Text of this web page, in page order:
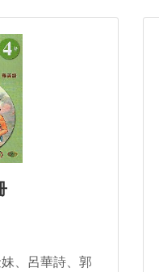
、呂華詩、郭